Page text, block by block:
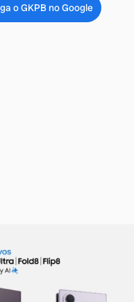
o GKPB no Google